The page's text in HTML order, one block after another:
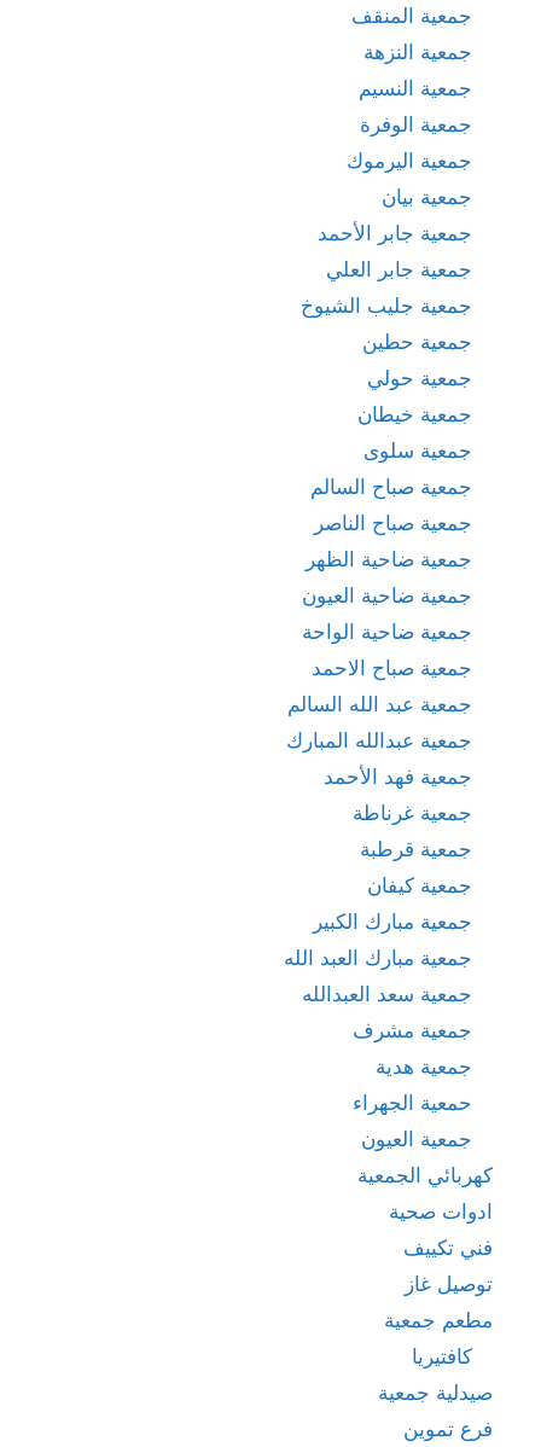
جمعية المنقف
جمعية النزهة
جمعية النسيم
جمعية الوفرة
جمعية اليرموك
جمعية بيان
جمعية جابر الأحمد
جمعية جابر العلي
جمعية جليب الشيوخ
جمعية حطين
جمعية حولي
جمعية خيطان
جمعية سلوى
جمعية صباح السالم
جمعية صباح الناصر
جمعية ضاحية الظهر
جمعية ضاحية العيون
جمعية ضاحية الواحة
جمعية صباح الاحمد
جمعية عبد الله السالم
جمعية عبدالله المبارك
جمعية فهد الأحمد
جمعية غرناطة
جمعية قرطبة
جمعية كيفان
جمعية مبارك الكبير
جمعية مبارك العبد الله
جمعية سعد العبدالله
جمعية مشرف
جمعية هدية
حمعية الجهراء
جمعية العيون
كهربائي الجمعية
ادوات صحية
فني تكييف
توصيل غاز
مطعم جمعية
كافتيريا
صيدلية جمعية
فرع تموين